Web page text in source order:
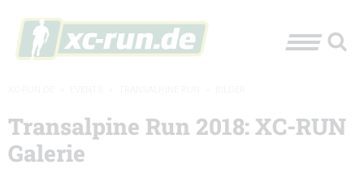
Transalpine Run 2018: XC-RUN
Galerie